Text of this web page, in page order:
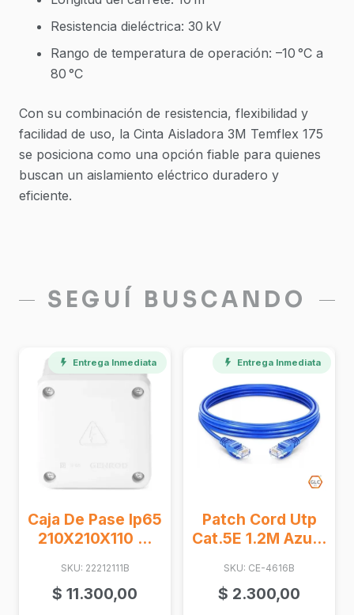
Resistencia dieléctrica: 30 kV
Rango de temperatura de operación: –10 °C a
80 °C
Con su combinación de resistencia, flexibilidad y
facilidad de uso, la Cinta Aisladora 3M Temflex 175
se posiciona como una opción fiable para quienes
buscan un aislamiento eléctrico duradero y
eficiente.
SEGUÍ BUSCANDO
Entrega Inmediata
Patch Cord Utp
Cat.5E 1.2M Azu...
SKU: CE-4616B
$2.300,00
Entrega Inmediata
Receptor
Inalambrico
$20.600,00